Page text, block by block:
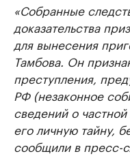
«Собранные
доказательства
для вынесения
Тамбова. Он
преступления,
РФ (незаконное
сведений о
его личную тайну,
сообщили в пресс-